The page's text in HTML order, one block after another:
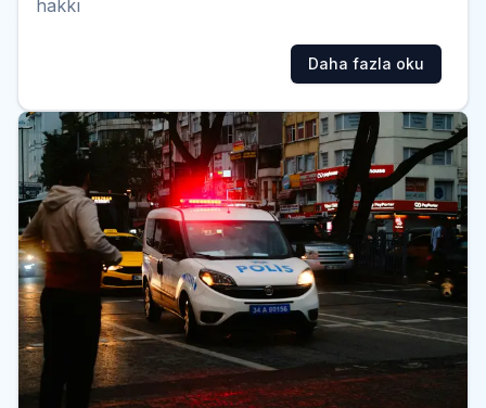
hakkı
Daha fazla oku